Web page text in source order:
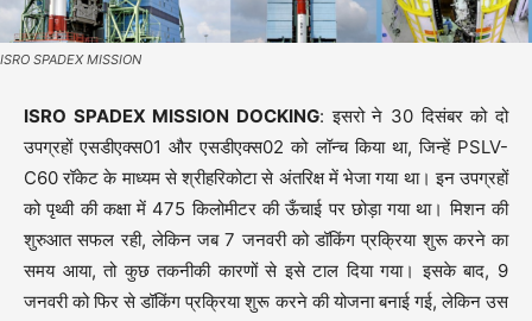
ISRO SPADEX MISSION
ISRO SPADEX MISSION DOCKING: इसरो ने 30 दिसंबर को दो
उपग्रहों एसडीएक्स01 और एसडीएक्स02 को लॉन्च किया था, जिन्हें PSLV-
C60 रॉकेट के माध्यम से श्रीहरिकोटा से अंतरिक्ष में भेजा गया था। इन उपग्रहों
को पृथ्वी की कक्षा में 475 किलोमीटर की ऊँचाई पर छोड़ा गया था। मिशन की
शुरुआत सफल रही, लेकिन जब 7 जनवरी को डॉकिंग प्रक्रिया शुरू करने का
समय आया, तो कुछ तकनीकी कारणों से इसे टाल दिया गया। इसके बाद, 9
जनवरी को फिर से डॉकिंग प्रक्रिया शुरू करने की योजना बनाई गई, लेकिन उस